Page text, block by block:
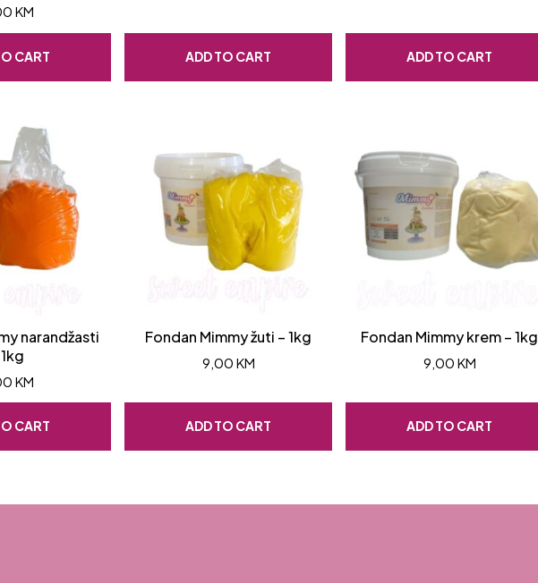
KM
CART ADD TO CART ADD TO CART
narandžasti
KM
CART
Fondan Mimmy žuti – 1kg
9,00 KM
ADD TO CART
Fondan Mimmy krem – 1kg
9,00 KM
ADD TO CART